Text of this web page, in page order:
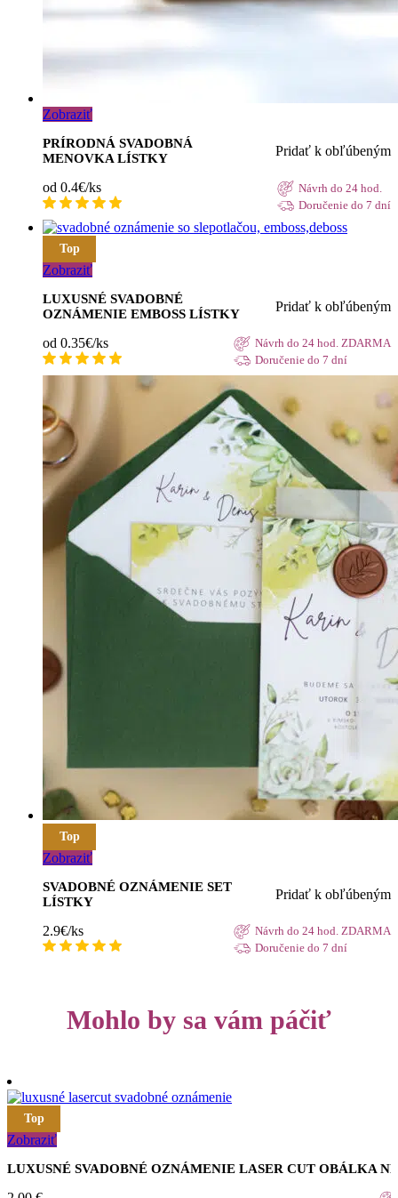
Zobraziť
PRÍRODNÁ SVADOBNÁ
MENOVKA LÍSTKY
Pridať k obľúbeným
od 0.4€/ks
Návrh do 24 hod.
Doručenie do 7 dní
Top
Zobraziť
LUXUSNÉ SVADOBNÉ
OZNÁMENIE EMBOSS LÍSTKY
Pridať k obľúbeným
od 0.35€/ks
Návrh do 24 hod. ZDARMA
Doručenie do 7 dní
Top
Zobraziť
SVADOBNÉ OZNÁMENIE SET
LÍSTKY
Pridať k obľúbeným
2.9€/ks
Návrh do 24 hod. ZDARMA
Doručenie do 7 dní
Mohlo by sa vám páčiť
Top
Zobraziť
LUXUSNÉ SVADOBNÉ OZNÁMENIE LASER CUT OBÁLKA